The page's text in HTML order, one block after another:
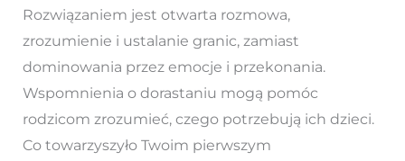
Rozwiązaniem jest otwarta rozmowa,
zrozumienie i ustalanie granic, zamiast
dominowania przez emocje i przekonania.
Wspomnienia o dorastaniu mogą pomóc
rodzicom zrozumieć, czego potrzebują ich dzieci.
Co towarzyszyło Twoim pierwszym